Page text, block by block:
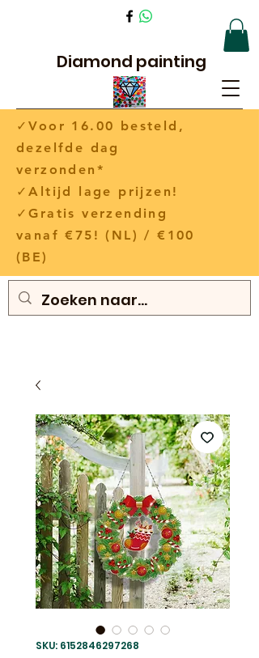
Diamond painting
✓Voor 16.00 besteld,
dezelfde dag
verzonden*
✓Altijd lage prijzen!
✓Gratis verzending
vanaf €75! (NL) / €100
(BE)
SKU: 6152846297268